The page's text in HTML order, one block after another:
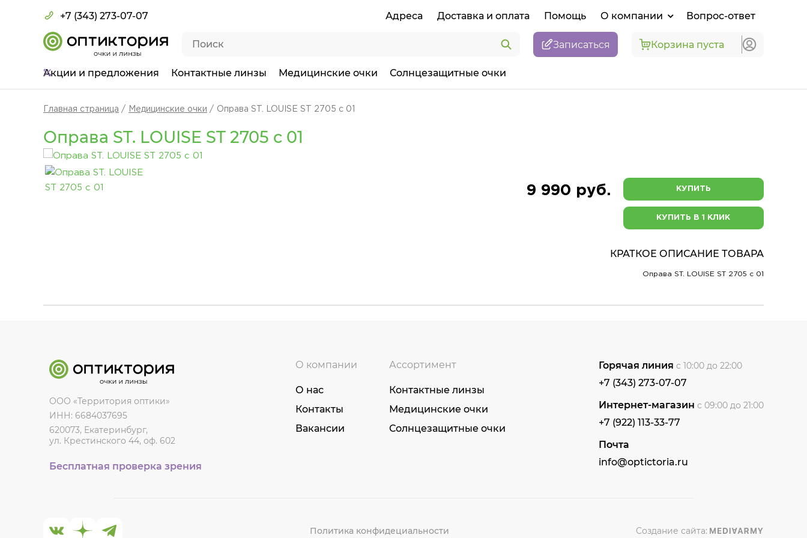
+7 (343) 273-07-07 Адреса Доставка и оплата Помощь О компании Вопрос-ответ
Записаться Корзина пуста
Акции и предложения Контактные линзы Медицинские очки Солнцезащитные очки
Главная страница Медицинские очки Оправа ST. LOUISE ST 2705 c 01
Оправа ST. LOUISE ST 2705 c 01
9 990 руб. КУПИТЬ
КУПИТЬ В 1 КЛИК
КРАТКОЕ ОПИСАНИЕ ТОВАРА
Оправа ST. LOUISE ST 2705 c 01
ООО «Территория оптики»
ИНН: 6684037695
620073, Екатеринбург,
ул. Крестинского 44, оф. 602
Бесплатная проверка зрения
О компании
О нас
Контакты
Вакансии
Ассортимент
Контактные линзы
Медицинские очки
Солнцезащитные очки
Горячая линия с 10:00 до 22:00
+7 (343) 273-07-07
Интернет-магазин с 09:00 до 21:00
+7 (922) 113-33-77
Почта
info@optictoria.ru
Политика конфидециальности Создание сайта: